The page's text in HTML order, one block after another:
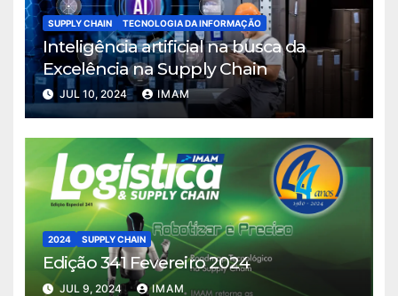
SUPPLY CHAIN TECNOLOGIA DA INFORMAÇÃO
Inteligência artificial na busca da
Excelência na Supply Chain
JUL 10, 2024 IMAM
2024 SUPPLY CHAIN
Edição 341 Fevereiro 2024
JUL 9, 2024 IMAM